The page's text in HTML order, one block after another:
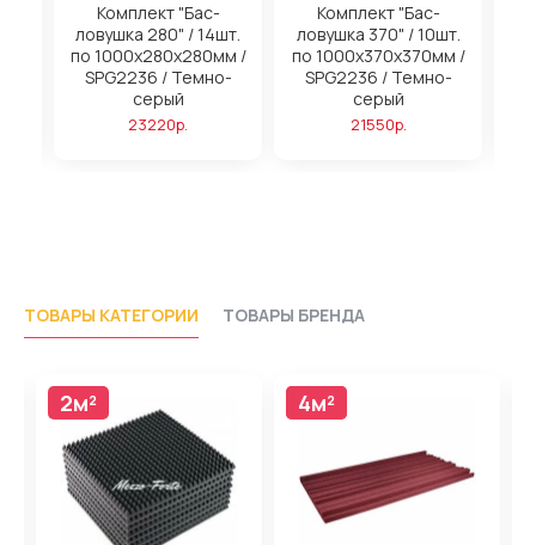
Комплект "Бас-
ловушка 280" / 14шт.
по 1000х280х280мм /
SPG2236 / Темно-
серый
23220р.
Комплект "Бас-
ловушка 370" / 10шт.
по 1000х370х370мм /
SPG2236 / Темно-
серый
21550р.
ТОВАРЫ КАТЕГОРИИ ТОВАРЫ БРЕНДА
2м² 4м²
4м²